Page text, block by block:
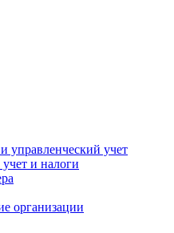
управленческий учет
и налоги
организации